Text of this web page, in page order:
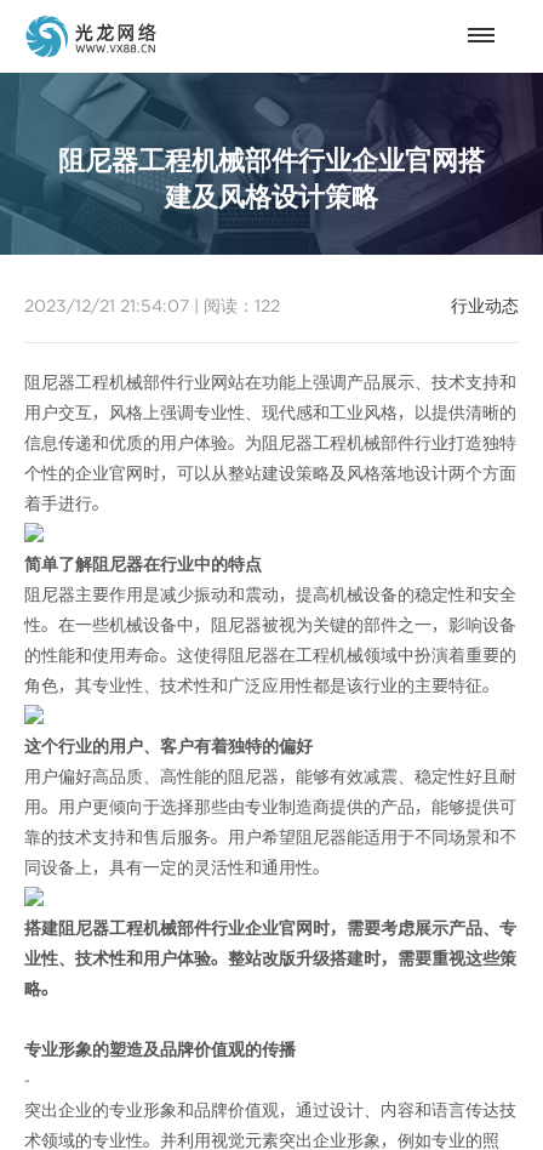
阻尼器工程机械部件行业企业官网搭
建及风格设计策略
行业动态
2023/12/21 21:54:07 阅读： 122
阻尼器工程机械部件行业网站在功能上强调产品展示、技术支持和
用户交互，风格上强调专业性、现代感和工业风格，以提供清晰的
信息传递和优质的用户体验。为阻尼器工程机械部件行业打造独特
个性的企业官网时，可以从整站建设策略及风格落地设计两个方面
着手进行。
简单了解阻尼器在行业中的特点
阻尼器主要作用是减少振动和震动，提高机械设备的稳定性和安全
性。在一些机械设备中，阻尼器被视为关键的部件之一，影响设备
的性能和使用寿命。这使得阻尼器在工程机械领域中扮演着重要的
角色，其专业性、技术性和广泛应用性都是该行业的主要特征。
这个行业的用户、客户有着独特的偏好
用户偏好高品质、高性能的阻尼器，能够有效减震、稳定性好且耐
用。用户更倾向于选择那些由专业制造商提供的产品，能够提供可
靠的技术支持和售后服务。用户希望阻尼器能适用于不同场景和不
同设备上，具有一定的灵活性和通用性。
搭建阻尼器工程机械部件行业企业官网时，需要考虑展示产品、专
业性、技术性和用户体验。整站改版升级搭建时，需要重视这些策
略。
专业形象的塑造及品牌价值观的传播
-
突出企业的专业形象和品牌价值观，通过设计、内容和语言传达技
术领域的专业性。并利用视觉元素突出企业形象，例如专业的照